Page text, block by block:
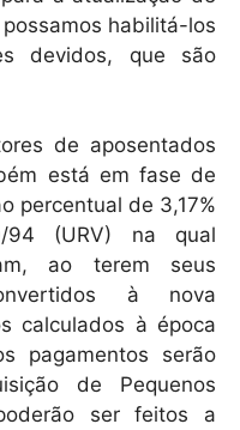
habilitá-los
devidos, que são
de aposentados
está em fase de
percentual de 3,17%
94 (URV) na qual
ao terem seus
à nova
calculados à época
pagamentos serão
de Pequenos
ser feitos a